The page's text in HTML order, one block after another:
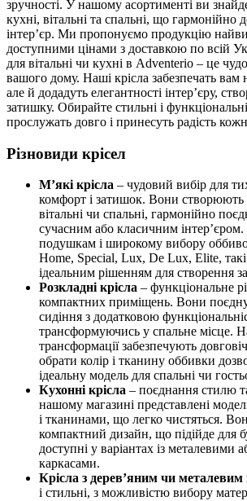
зручності. У нашому асортименті ви
кухні, вітальні та спальні, що гармонійно
інтер’єр. Ми пропонуємо продукцію
доступними цінами з доставкою по всій
для вітальні чи кухні в Adventerio – це
вашого дому. Наші крісла забезпечать
але й додадуть елегантності інтер’єру,
затишку. Обирайте стильні і
прослужать довго і принесуть радість
Різновиди крісел
М’які крісла – чудовий вибір для
комфорт і затишок. Вони створюють
вітальні чи спальні, гармонійно
сучасним або класичним
подушкам і широкому вибору
Home, Special, Lux, De Lux, Elite,
ідеальним рішенням для створення
Розкладні крісла – функціональне
компактних приміщень. Вони
сидіння з додатковою
трансформуючись у спальне місце.
трансформації забезпечують
обрати колір і тканину оббивки
ідеальну модель для спальні чи
Кухонні крісла – поєднання стилю
нашому магазині представлені
і тканинами, що легко чистяться.
компактний дизайн, що підійде для
доступні у варіантах із металевими
каркасами.
Крісла з дерев’яним чи
і стильні, з можливістю вибору